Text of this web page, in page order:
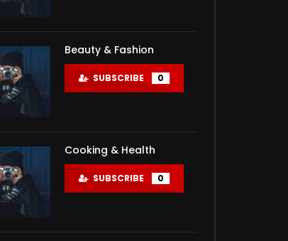
Beauty & Fashion
SUBSCRIBE 0
Cooking & Health
SUBSCRIBE 0